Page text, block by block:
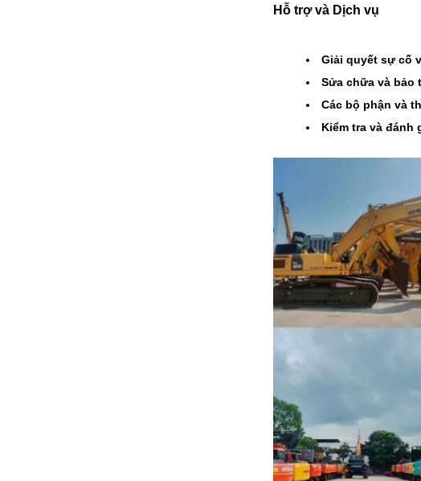
Hỗ trợ và Dịch vụ
Giải quyết sự cố
Sửa chữa và bảo
Các bộ phận và
Kiểm tra và đánh